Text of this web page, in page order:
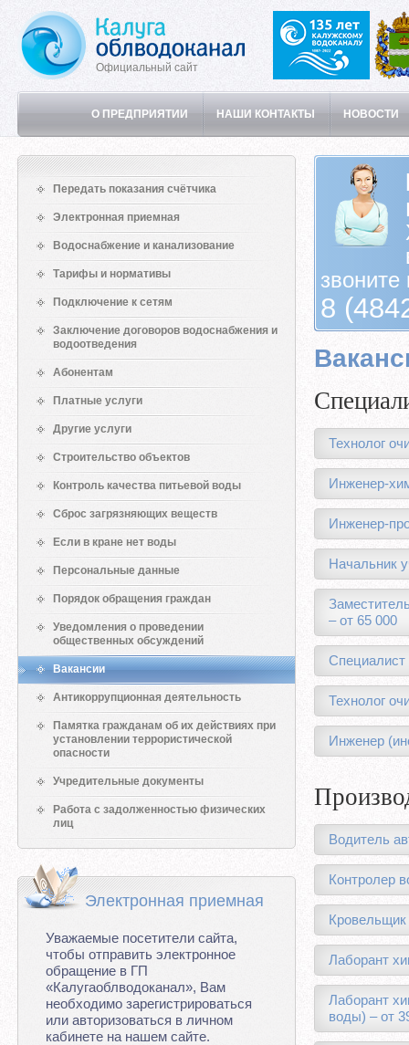
Официальный сайт
О ПРЕДПРИЯТИИ НАШИ КОНТАКТЫ НОВОСТИ
Передать показания счётчика
Электронная приемная
Водоснабжение и канализование
Тарифы и нормативы
Подключение к сетям
Заключение договоров водоснабжения и
водоотведения
Абонентам
Платные услуги
Другие услуги
Строительство объектов
Контроль качества питьевой воды
Сброс загрязняющих веществ
Если в кране нет воды
Персональные данные
Порядок обращения граждан
Уведомления о проведении
общественных обсуждений
Вакансии
Антикоррупционная деятельность
Памятка гражданам об их действиях при
установлении террористической
опасности
Учредительные документы
Работа с задолженностью физических
лиц
Электронная приемная
Уважаемые посетители сайта,
чтобы отправить электронное
обращение в ГП
«Калугаоблводоканал», Вам
необходимо зарегистрироваться
или авторизоваться в личном
кабинете на нашем сайте.
звоните
8
Технолог
Инженер-
Инженер-
Начальник
– от 65 000
Специалист
Технолог
Инженер
Водитель
Контролер
Кровельщик
Лаборант
Лаборант
воды) – от